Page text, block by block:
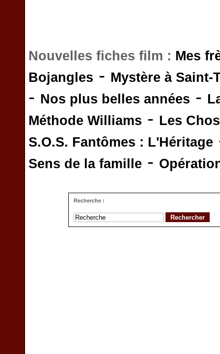
Nouvelles fiches film : Mes
Bojangles - Mystère à Saint-
- Nos plus belles années -
Méthode Williams - Les
S.O.S. Fantômes : L'Héritage
Sens de la famille -
Recherche :